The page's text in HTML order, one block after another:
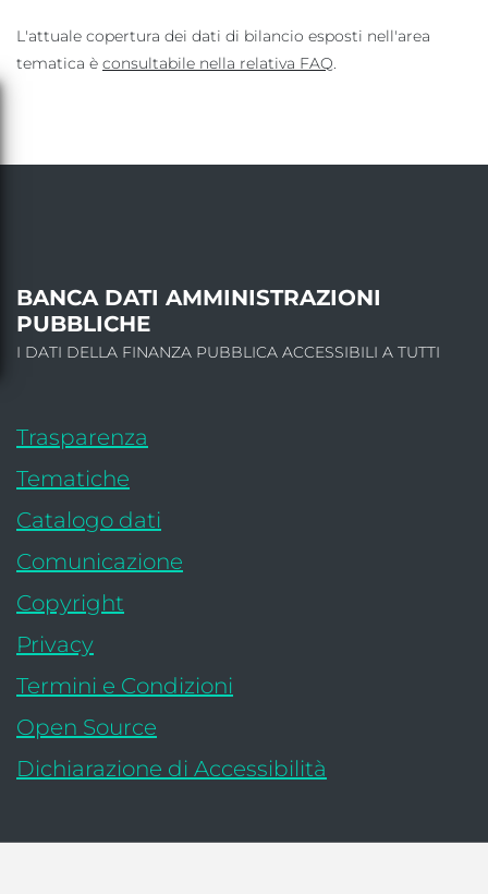
L'attuale copertura dei dati di bilancio esposti nell'area
tematica è consultabile nella relativa FAQ.
INFORMAZIONI SU
BANCA DATI AMMINISTRAZIONI
PUBBLICHE
I DATI DELLA FINANZA PUBBLICA ACCESSIBILI A TUTTI
Trasparenza
Tematiche
Catalogo dati
Comunicazione
Copyright
Privacy
Termini e Condizioni
Open Source
Dichiarazione di Accessibilità